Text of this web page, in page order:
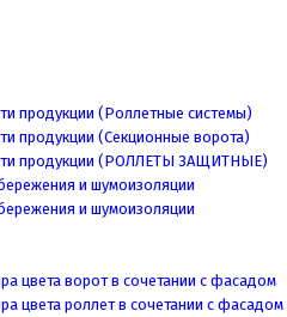
продукции (Роллетные системы)
продукции (Секционные ворота)
продукции (РОЛЛЕТЫ ЗАЩИТНЫЕ)
и шумоизоляции
и шумоизоляции
цвета ворот в сочетании с фасадом
цвета роллет в сочетании с фасадом